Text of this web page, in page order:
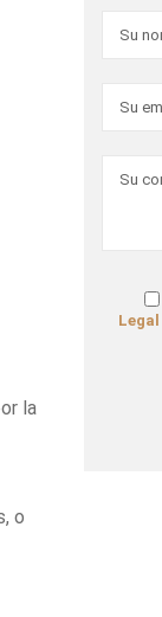
la
o
Legal